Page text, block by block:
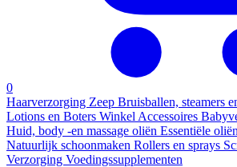
0
Haarverzorging Zeep Bruisballen, steamers
Lotions en Boters Winkel Accessoires
Huid, body -en massage oliën Essentiële oliën
Natuurlijk schoonmaken Rollers en sprays
Verzorging Voedingssupplementen